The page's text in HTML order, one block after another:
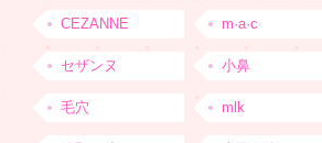
CEZANNE m·a·c
セザンヌ 小鼻
毛穴 mlk